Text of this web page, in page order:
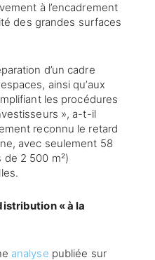
à l’encadrement
des grandes surfaces
d’un cadre
ainsi qu’aux
les procédures
», a-t-il
reconnu le retard
avec seulement 58
2 500 m²)
« à la
analyse publiée sur